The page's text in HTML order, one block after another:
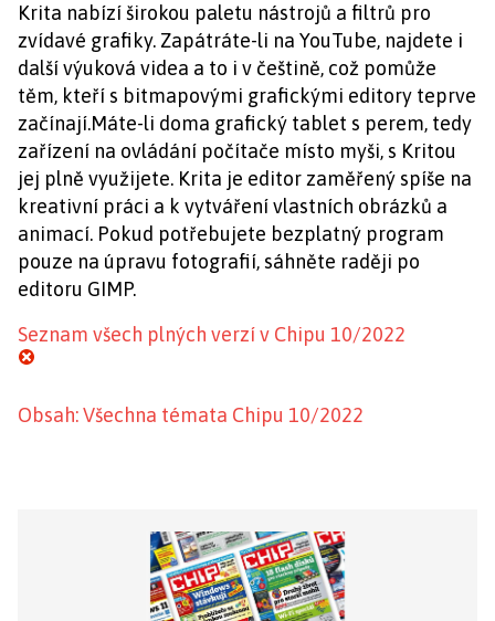
Krita nabízí širokou paletu nástrojů a filtrů pro
zvídavé grafiky. Zapátráte-li na YouTube, najdete i
další výuková videa a to i v češtině, což pomůže
těm, kteří s bitmapovými grafickými editory teprve
začínají.Máte-li doma grafický tablet s perem, tedy
zařízení na ovládání počítače místo myši, s Kritou
jej plně využijete. Krita je editor zaměřený spíše na
kreativní práci a k vytváření vlastních obrázků a
animací. Pokud potřebujete bezplatný program
pouze na úpravu fotografií, sáhněte raději po
editoru GIMP.
Seznam všech plných verzí v Chipu 10/2022
Obsah: Všechna témata Chipu 10/2022